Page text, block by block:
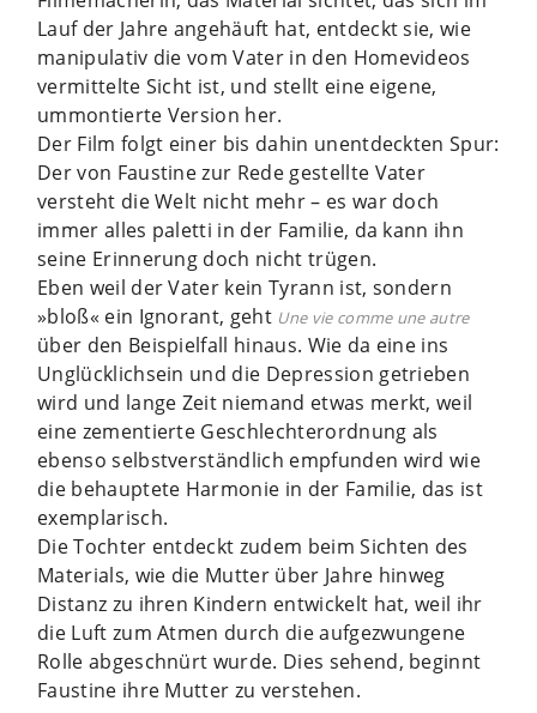
Lauf der Jahre angehäuft hat, entdeckt sie, wie
manipulativ die vom Vater in den Homevideos
vermittelte Sicht ist, und stellt eine eigene,
ummontierte Version her.
Der Film folgt einer bis dahin unentdeckten Spur:
Der von Faustine zur Rede gestellte Vater
versteht die Welt nicht mehr – es war doch
immer alles paletti in der Familie, da kann ihn
seine Erinnerung doch nicht trügen.
Eben weil der Vater kein Tyrann ist, sondern
»bloß« ein Ignorant, geht Une vie comme une autre
über den Beispielfall hinaus. Wie da eine ins
Unglücklichsein und die Depression getrieben
wird und lange Zeit niemand etwas merkt, weil
eine zementierte Geschlechterordnung als
ebenso selbstverständlich empfunden wird wie
die behauptete Harmonie in der Familie, das ist
exemplarisch.
Die Tochter entdeckt zudem beim Sichten des
Materials, wie die Mutter über Jahre hinweg
Distanz zu ihren Kindern entwickelt hat, weil ihr
die Luft zum Atmen durch die aufgezwungene
Rolle abgeschnürt wurde. Dies sehend, beginnt
Faustine ihre Mutter zu verstehen.